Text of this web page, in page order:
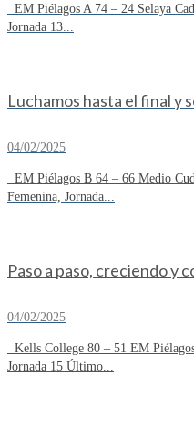
EM Piélagos A 74 – 24 Selaya
Jornada 13...
Luchamos hasta el final y
04/02/2025
EM Piélagos B 64 – 66 Medio
Femenina, Jornada...
Paso a paso, creciendo y
04/02/2025
Kells College 80 – 51 EM
Jornada 15 Último...